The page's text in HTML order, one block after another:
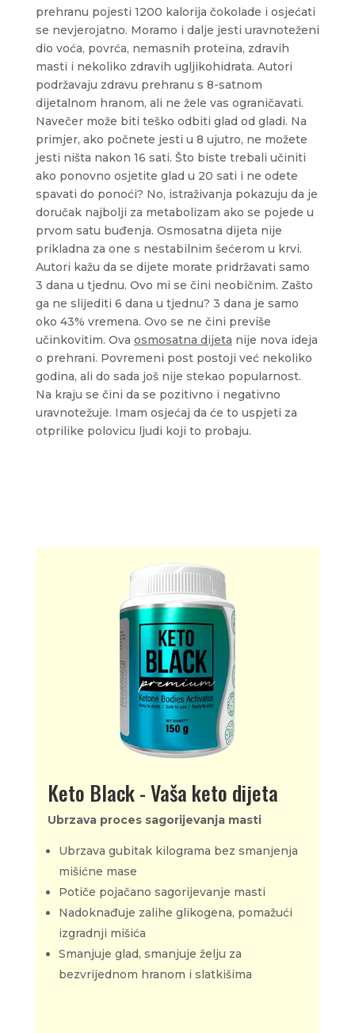
prehranu pojesti 1200 kalorija čokolade i osjećati
se nevjerojatno. Moramo i dalje jesti uravnoteženi
dio voća, povrća, nemasnih proteina, zdravih
masti i nekoliko zdravih ugljikohidrata. Autori
podržavaju zdravu prehranu s 8-satnom
dijetalnom hranom, ali ne žele vas ograničavati.
Navečer može biti teško odbiti glad od gladi. Na
primjer, ako počnete jesti u 8 ujutro, ne možete
jesti ništa nakon 16 sati. Što biste trebali učiniti
ako ponovno osjetite glad u 20 sati i ne odete
spavati do ponoći? No, istraživanja pokazuju da je
doručak najbolji za metabolizam ako se pojede u
prvom satu buđenja. Osmosatna dijeta nije
prikladna za one s nestabilnim šećerom u krvi.
Autori kažu da se dijete morate pridržavati samo
3 dana u tjednu. Ovo mi se čini neobičnim. Zašto
ga ne slijediti 6 dana u tjednu? 3 dana je samo
oko 43% vremena. Ovo se ne čini previše
učinkovitim. Ova osmosatna dijeta nije nova ideja
o prehrani. Povremeni post postoji već nekoliko
godina, ali do sada još nije stekao popularnost.
Na kraju se čini da se pozitivno i negativno
uravnotežuje. Imam osjećaj da će to uspjeti za
otprilike polovicu ljudi koji to probaju.
Keto Black - Vaša keto dijeta
Ubrzava proces sagorijevanja masti
Ubrzava gubitak kilograma bez smanjenja
mišićne mase
Potiče pojačano sagorijevanje masti
Nadoknađuje zalihe glikogena, pomažući
izgradnji mišića
Smanjuje glad, smanjuje želju za
bezvrijednom hranom i slatkišima